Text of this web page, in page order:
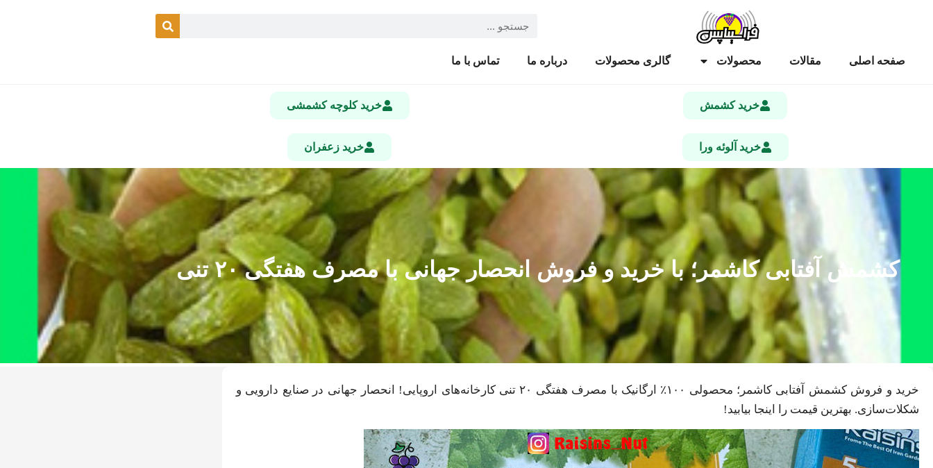
صفحه اصلی مقالات محصولات گالری محصولات درباره ما تماس با ما
خرید کشمش خرید کلوچه کشمشی
خرید آلوئه ورا خرید زعفران
کشمش آفتابی کاشمر؛ با خرید و فروش انحصار جهانی با مصرف هفتگی ۲۰ تنی
خرید و فروش کشمش آفتابی کاشمر؛ محصولی ۱۰۰٪ ارگانیک با مصرف هفتگی ۲۰ تنی کارخانه‌های اروپایی! انحصار جهانی در صنایع دارویی و
شکلات‌سازی. بهترین قیمت را اینجا بیابید!